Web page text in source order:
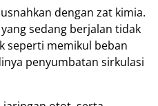
dengan zat kimia.
sedang berjalan tidak
seperti memikul beban
penyumbatan sirkulasi